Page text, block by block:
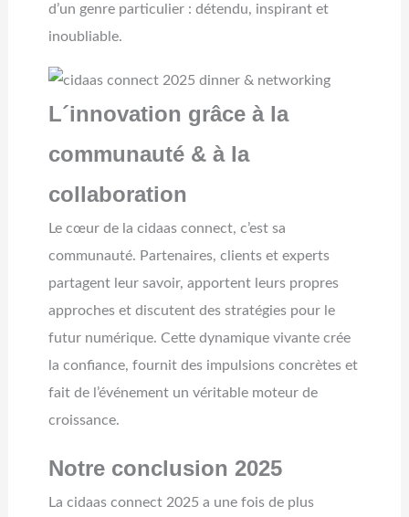
d’un genre particulier : détendu, inspirant et
inoubliable.
L´innovation grâce à la
communauté & à la
collaboration
Le cœur de la cidaas connect, c’est sa
communauté. Partenaires, clients et experts
partagent leur savoir, apportent leurs propres
approches et discutent des stratégies pour le
futur numérique. Cette dynamique vivante crée
la confiance, fournit des impulsions concrètes et
fait de l’événement un véritable moteur de
croissance.
Notre conclusion 2025
La cidaas connect 2025 a une fois de plus